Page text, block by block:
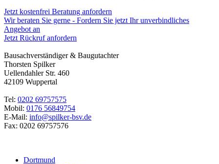
Jetzt kostenfrei Beratung anfordern
Wir beraten Sie gerne - Fordern Sie jetzt Ihr unverbindliches
Angebot an
Jetzt Rückruf anfordern
Bausachverständiger & Baugutachter
Thorsten Spilker
Uellendahler Str. 460
42109 Wuppertal
Tel: 0202 69757575
Mobil: 0176 56849754
E-Mail: info@spilker-bsv.de
Fax: 0202 69757576
Dortmund